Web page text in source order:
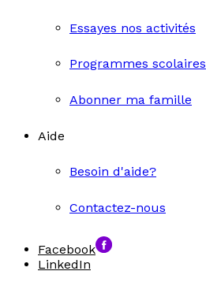
Essayes nos activités
Programmes scolaires
Abonner ma famille
Aide
Besoin d'aide?
Contactez-nous
Facebook
LinkedIn